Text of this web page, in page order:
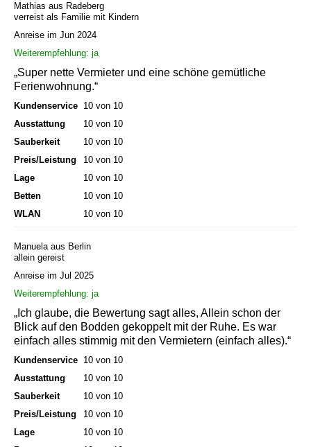
Mathias aus Radeberg
verreist als Familie mit Kindern
Anreise im Jun 2024
Weiterempfehlung: ja
„Super nette Vermieter und eine schöne gemütliche
Ferienwohnung.“
Kundenservice 10 von 10
Ausstattung
10 von 10
Sauberkeit
10 von 10
Preis/Leistung
10 von 10
Lage
10 von 10
Betten
10 von 10
WLAN
10 von 10
Manuela aus Berlin
allein gereist
Anreise im Jul 2025
Weiterempfehlung: ja
„Ich glaube, die Bewertung sagt alles, Allein schon der
Blick auf den Bodden gekoppelt mit der Ruhe. Es war
einfach alles stimmig mit den Vermietern (einfach alles).“
Kundenservice 10 von 10
Ausstattung
10 von 10
Sauberkeit
10 von 10
Preis/Leistung
10 von 10
Lage
10 von 10